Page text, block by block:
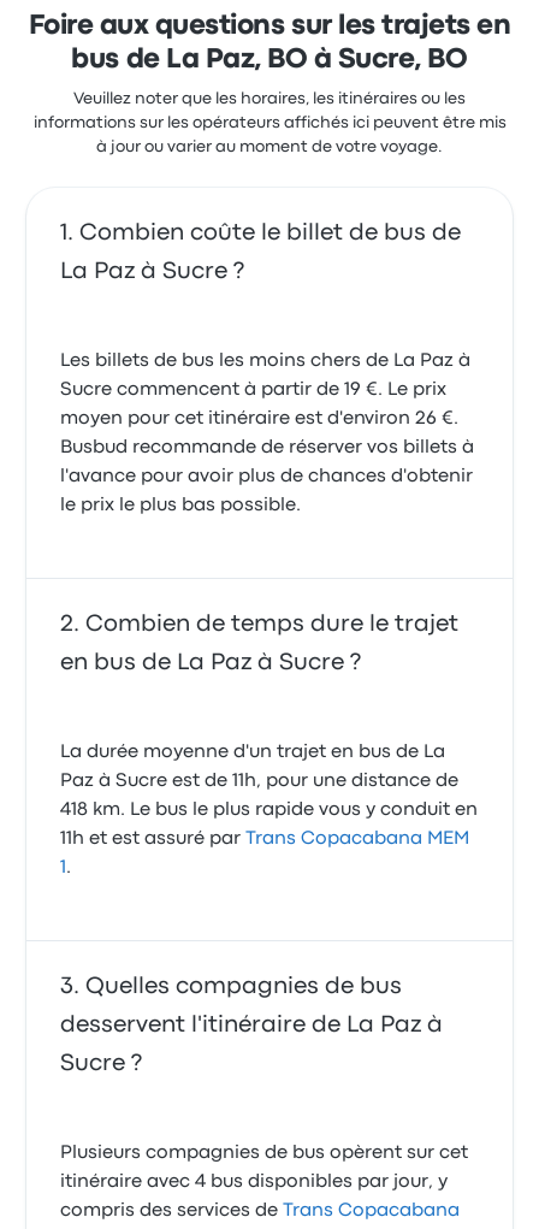
Personnel peu aimable, 2h de retard, aucun accueil
du personnel, deux personnes se sont disputées
pendant 1h
1.0 sur 5 étoiles
Chloé B.
17 avril 2024
sommes finalement arrivés à 16h00. Cela représente
21h de bus sans manger.
1.0 sur 5 étoiles
8 juin 2024
à 19 €
Foire aux questions sur les trajets en
bus de La Paz, BO à Sucre, BO
Veuillez noter que les horaires, les itinéraires ou les
informations sur les opérateurs affichés ici peuvent être mis
à jour ou varier au moment de votre voyage.
Combien coûte le billet de bus de
La Paz à Sucre ?
Les billets de bus les moins chers de La Paz à
Sucre commencent à partir de 19 €. Le prix
moyen pour cet itinéraire est d'environ 26 €.
Busbud recommande de réserver vos billets à
l'avance pour avoir plus de chances d'obtenir
le prix le plus bas possible.
Combien de temps dure le trajet
en bus de La Paz à Sucre ?
La durée moyenne d'un trajet en bus de La
Paz à Sucre est de 11h, pour une distance de
418 km. Le bus le plus rapide vous y conduit en
11h et est assuré par
Trans Copacabana MEM
1 .
Quelles compagnies de bus
desservent l'itinéraire de La Paz à
Sucre ?
Plusieurs compagnies de bus opèrent sur cet
itinéraire avec 4 bus disponibles par jour, y
compris des services de
Trans Copacabana